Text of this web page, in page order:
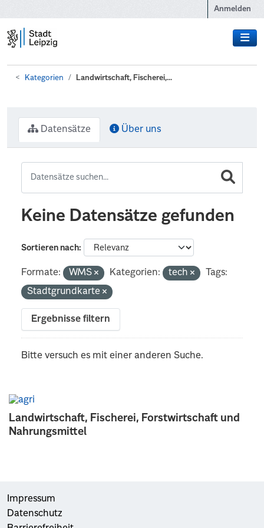
Anmelden
Kategorien Landwirtschaft, Fischerei,...
Landwirtschaft, Fischerei, Forstwirtschaft und
Nahrungsmittel
Datensätze Über uns
Keine Datensätze gefunden
Sortieren nach
Formate: WMS Kategorien: tech
Tags:
Stadtgrundkarte
Ergebnisse filtern
Bitte versuch es mit einer anderen Suche.
Impressum
Datenschutz